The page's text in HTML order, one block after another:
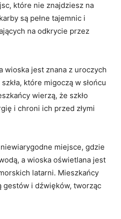
które nie znajdziesz na
są pełne tajemnic i
na odkrycie przez
wioska jest znana z uroczych
które migoczą w słońcu
wierzą, że szkło
i chroni ich ⁤przed złymi
miejsce, ‌gdzie
a wioska oświetlana jest⁢
latarni. Mieszkańcy
gestów i dźwięków, tworząc